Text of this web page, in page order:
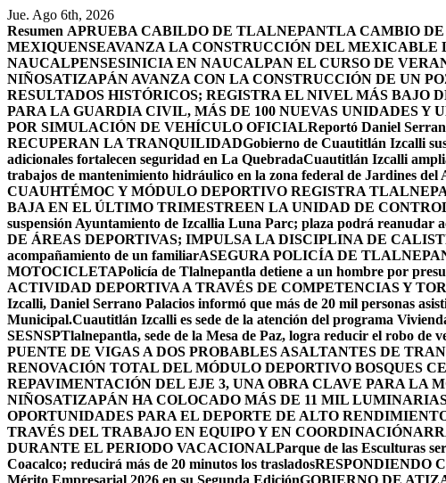
Saltar
al
contenido
Jue. Ago 6th, 2026
Resumen APRUEBA CABILDO DE TLALNEPANTLA CAMBIO
MEXIQUENSEAVANZA LA CONSTRUCCIÓN DEL
NAUCALPENSESINICIA EN NAUCALPAN EL CURSO DE
NIÑOSATIZAPÁN AVANZA CON LA CONSTRUCCIÓN DE UN
RESULTADOS HISTÓRICOS; REGISTRA EL NIVEL MÁS BAJO
PARA LA GUARDIA CIVIL, MÁS DE 100 NUEVAS UNIDADES Y
POR SIMULACIÓN DE VEHÍCULO OFICIALReportó Daniel
RECUPERAN LA TRANQUILIDADGobierno de Cuautitlán Izcalli
adicionales fortalecen seguridad en La QuebradaCuautitlán Izcalli
trabajos de mantenimiento hidráulico en la zona federal de Jardines del
CUAUHTÉMOC Y MÓDULO DEPORTIVO REGISTRA
BAJA EN EL ÚLTIMO TRIMESTREEN LA UNIDAD DE
suspensión Ayuntamiento de Izcallia Luna Parc; plaza podrá reanudar
DE ÁREAS DEPORTIVAS; IMPULSA LA DISCIPLINA DE
acompañamiento de un familiarASEGURA POLICÍA DE
MOTOCICLETAPolicía de Tlalnepantla detiene a un hombre por
ACTIVIDAD DEPORTIVA A TRAVÉS DE COMPETENCIAS Y
Izcalli, Daniel Serrano Palacios informó que más de 20 mil personas
Municipal.Cuautitlán Izcalli es sede de la atención del programa
SESNSPTlalnepantla, sede de la Mesa de Paz, logra reducir el robo de
PUENTE DE VIGAS A DOS PROBABLES ASALTANTES DE
RENOVACIÓN TOTAL DEL MÓDULO DEPORTIVO BOSQUES
REPAVIMENTACIÓN DEL EJE 3, UNA OBRA CLAVE PARA LA
NIÑOSATIZAPÁN HA COLOCADO MÁS DE 11 MIL
OPORTUNIDADES PARA EL DEPORTE DE ALTO
TRAVÉS DEL TRABAJO EN EQUIPO Y EN COORDINACIÓN
DURANTE EL PERIODO VACACIONALParque de las Esculturas
Coacalco; reducirá más de 20 minutos los trasladosRESPONDIENDO
Mérito Empresarial 2026 en su Segunda EdiciónGOBIERNO DE